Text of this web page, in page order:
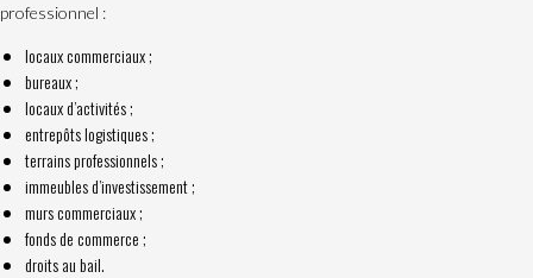
professionnel :
locaux commerciaux;
bureaux ;
locaux d’activités ;
entrepôts logistiques ;
terrains professionnels ;
immeubles d’investissement ;
murs commerciaux ;
fonds de commerce ;
droits au bail.